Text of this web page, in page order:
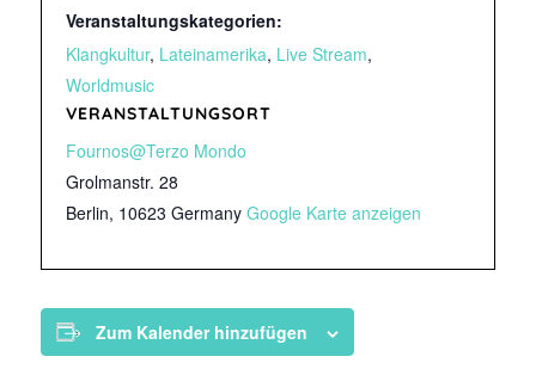
Veranstaltungskategorien:
Klangkultur, Lateinamerika, Live Stream,
Worldmusic
VERANSTALTUNGSORT
Fournos@Terzo Mondo
Grolmanstr. 28
Berlin, 10623 Germany Google Karte anzeigen
Zum Kalender hinzufügen